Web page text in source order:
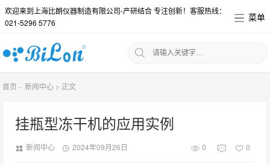
欢迎来到上海比朗仪器制造有限公司-产研结合 专注创新！客服热线：
021-5296 5776
菜单
首页 -新闻中心 > 正文
挂瓶型冻干机的应用实例
新闻中心 2024年09月26日 0 0